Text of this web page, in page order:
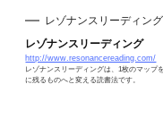
レゾナンスリーディング
レゾナンスリーディング
http://www.resonancereading.com/
レゾナンスリーディングは、1枚のマップ
に残るものへと変える読書法です。